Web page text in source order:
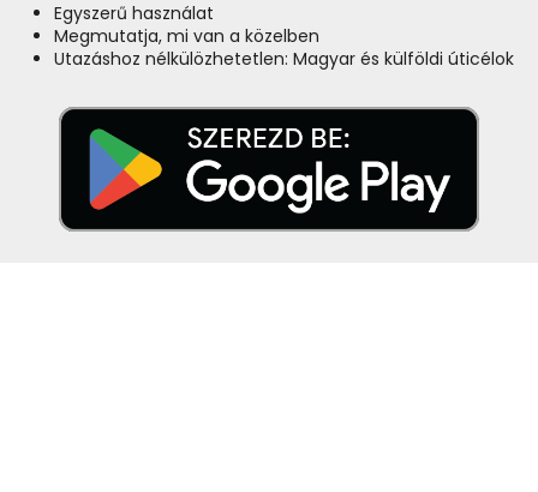
Egyszerű használat
Megmutatja, mi van a közelben
Utazáshoz nélkülözhetetlen: Magyar és külföldi úticélok